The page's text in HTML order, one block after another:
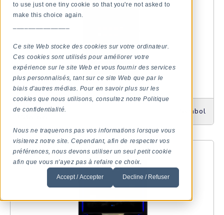
to use just one tiny cookie so that you're not asked to
make this choice again.
Ce site Web stocke des cookies sur votre ordinateur.
Ces cookies sont utilisés pour améliorer votre
expérience sur le site Web et vous fournir des services
plus personnalisés, tant sur ce site Web que par le
biais d'autres médias. Pour en savoir plus sur les
cookies que nous utilisons, consultez notre Politique
de confidentialité.
Nous ne traquerons pas vos informations lorsque vous
visiterez notre site. Cependant, afin de respecter vos
préférences, nous devons utiliser un seul petit cookie
afin que vous n'ayez pas à refaire ce choix.
Accept / Accepter Decline / Refuser
Symbol